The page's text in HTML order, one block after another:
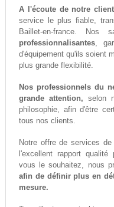
A l'écoute de notre
service le plus fiable,
Baillet-en-france. Nos
professionnalisantes,
d'équipement qu'ils soient
plus grande flexibilité.
Nos professionnels du
grande attention, selon
philosophie, afin d'être
tous nos clients.
Notre offre de services
l'excellent rapport
vous le souhaitez, nous
afin de définir plus en
mesure.